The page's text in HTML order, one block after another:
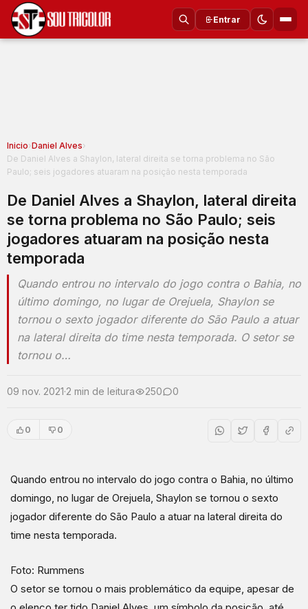
Entrar
Inicio›Daniel Alves›
De Daniel Alves a Shaylon, lateral direita se torna problema no São
Paulo; seis jogadores atuaram na posição nesta temporada
De Daniel Alves a Shaylon, lateral direita
se torna problema no São Paulo; seis
jogadores atuaram na posição nesta
temporada
Quando entrou no intervalo do jogo contra o Bahia, no
último domingo, no lugar de Orejuela, Shaylon se
tornou o sexto jogador diferente do São Paulo a atuar
na lateral direita do time nesta temporada. O setor se
tornou o…
09 nov. 2021·2 min de leitura 250 0
0 0
Quando entrou no intervalo do jogo contra o Bahia, no último
domingo, no lugar de Orejuela, Shaylon se tornou o sexto
jogador diferente do São Paulo a atuar na lateral direita do
time nesta temporada.
Foto: Rummens
O setor se tornou o mais problemático da equipe, apesar de